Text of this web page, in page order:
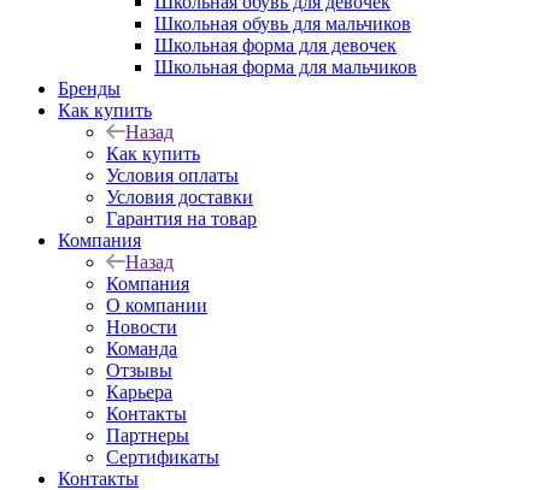
Школьная обувь для мальчиков
Школьная форма для девочек
Школьная форма для мальчиков
Бренды
Как купить
Назад
Как купить
Условия оплаты
Условия доставки
Гарантия на товар
Компания
Назад
Компания
О компании
Новости
Команда
Отзывы
Карьера
Контакты
Партнеры
Сертификаты
Контакты